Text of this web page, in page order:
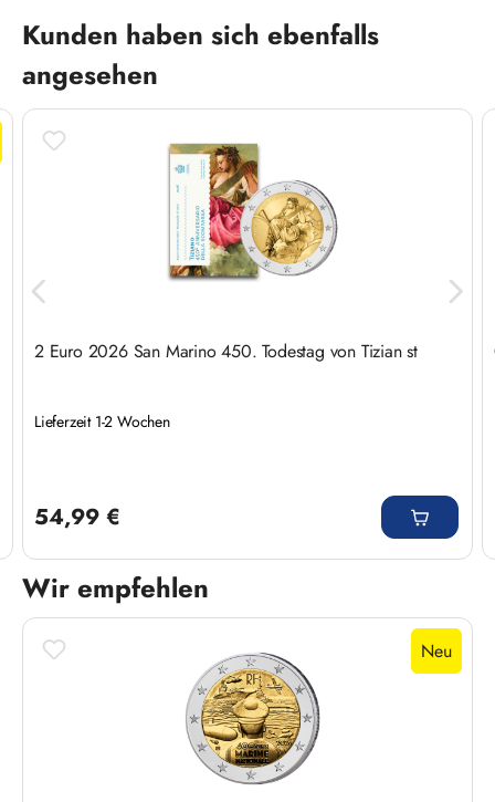
Produktgalerie überspringen
Kunden haben sich ebenfalls
angesehen
2 Euro 2026 San Marino 450. Todestag von Tizian st
Lieferzeit 1-2 Wochen
54,99 €
Wir empfehlen
Produktgalerie überspringen
Neu